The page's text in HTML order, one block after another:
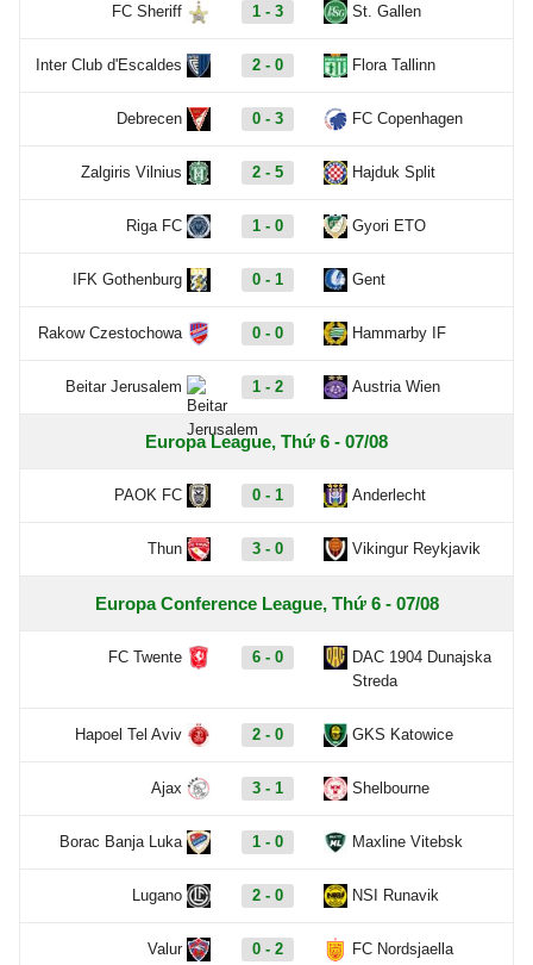
FC Sheriff 1 - 3 St. Gallen
Inter Club d'Escaldes 2 - 0 Flora Tallinn
Debrecen 0 - 3 FC Copenhagen
Zalgiris Vilnius 2 - 5 Hajduk Split
Riga FC 1 - 0 Gyori ETO
IFK Gothenburg 0 - 1 Gent
Rakow Czestochowa 0 - 0 Hammarby IF
Beitar Jerusalem 1 - 2 Austria Wien
Europa League, Thứ 6 - 07/08
PAOK FC 0 - 1 Anderlecht
Thun 3 - 0 Vikingur Reykjavik
Europa Conference League, Thứ 6 - 07/08
FC Twente 6 - 0
DAC 1904 Dunajska
Streda
Hapoel Tel Aviv 2 - 0 GKS Katowice
Ajax 3 - 1 Shelbourne
Borac Banja Luka 1 - 0 Maxline Vitebsk
Lugano 2 - 0 NSI Runavik
Valur 0 - 2 FC Nordsjaella